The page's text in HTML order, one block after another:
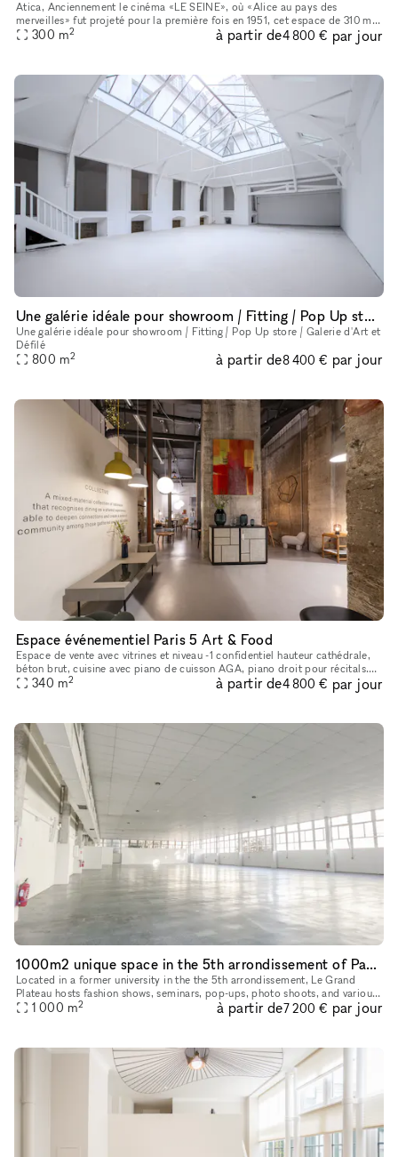
Atica, Anciennement le cinéma «LE SEINE», où «Alice au pays des
merveilles» fut projeté pour la première fois en 1951, cet espace de 310 m²
privatisable est idéal pour tout type d’événement et se dép
300 m2 à partir de4 800 € par jour
Une galérie idéale pour showroom / Fitting / Pop Up store / Galerie d'Art et défilé
Une galérie idéale pour showroom / Fitting / Pop Up store / Galerie d'Art et
Défilé
800 m2 à partir de8 400 € par jour
Espace événementiel Paris 5 Art & Food
Espace de vente avec vitrines et niveau -1 confidentiel hauteur cathédrale,
béton brut, cuisine avec piano de cuisson AGA, piano droit pour récitals.
Bureau, vestiaire, wifi.
340 m2 à partir de4 800 € par jour
1000m2 unique space in the 5th arrondissement of Paris
Located in a former university in the the 5th arrondissement, Le Grand
Plateau hosts fashion shows, seminars, pop-ups, photo shoots, and various
kind of events in a unique and minimalist 1,000 m² spa
1 000 m2 à partir de7 200 € par jour